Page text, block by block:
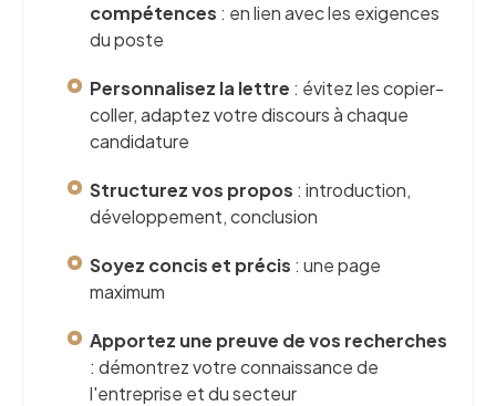
compétences : en lien avec les exigences
du poste
Personnalisez la lettre : évitez les copier-
coller, adaptez votre discours à chaque
candidature
Structurez vos propos : introduction,
développement, conclusion
Soyez concis et précis : une page
maximum
Apportez une preuve de vos recherches
: démontrez votre connaissance de
l'entreprise et du secteur